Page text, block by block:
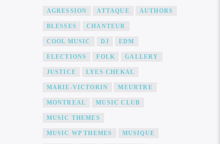
AGRESSION ATTAQUE AUTHORS
BLESSES CHANTEUR
COOL MUSIC DJ EDM
ELECTIONS FOLK GALLERY
JUSTICE LYES CHEKAL
MARIE-VICTORIN MEURTRE
MONTREAL MUSIC CLUB
MUSIC THEMES
MUSIC WP THEMES MUSIQUE